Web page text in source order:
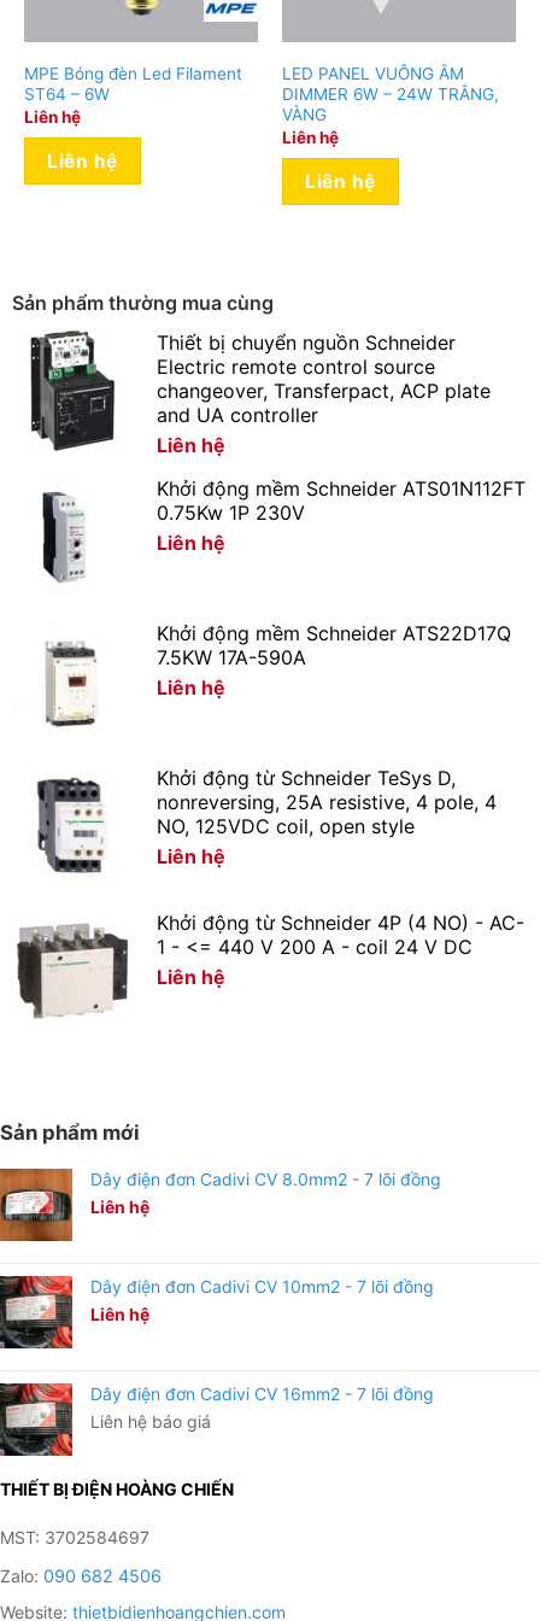
Cao gấp 2-3 lần so với đèn copmact
Dải điện áp hoạt động rộng
Đèn LED có dải điện áp rộng (150-250V) ánh sáng và
công suất không thay đổi khi điện áp lưới thay đổi
Tương thích điện từ trường không gây ra hiện tượng
nhiễu cho sản phẩm điện tử và không bị ảnh hưởng
Hệ số trả màu (CRI > 80)
Hệ số trả màu cao (CRI > 80), ánh sáng trung thực tự
nhiên
Tăng khả năng nhận diện màu sắc của vật được chiếu
sáng
2008
Đáp ứng Tiêu chuẩn Việt Nam (TCVN), Quốc tế (IEC)
Thân thiện môi trường
Không chứa thủy ngân và hóa chất độc hại, không phát
Ứng dụng
Chiếu sáng hộ gia đình, căn hộ, tòa nhà: Hành lang, ban
hậu mãi tốt
MPE Bóng đèn Led Filament
ST64 – 6W
Liên hệ
Liên hệ
LED PANEL VUÔNG ÂM
DIMMER 6W – 24W TRẮNG,
VÀNG
Liên hệ
Liên hệ
Sản phẩm thường mua cùng
Thiết bị chuyển nguồn Schneider
Electric remote control source
changeover, Transferpact, ACP plate
and UA controller
Liên hệ
Khởi động mềm Schneider ATS01N112FT
0.75Kw 1P 230V
Liên hệ
Khởi động mềm Schneider ATS22D17Q
7.5KW 17A-590A
Liên hệ
Khởi động từ Schneider TeSys D,
nonreversing, 25A resistive, 4 pole, 4
NO, 125VDC coil, open style
Liên hệ
Khởi động từ Schneider 4P (4 NO) - AC-
1 - <= 440 V 200 A - coil 24 V DC
Liên hệ
Sản phẩm mới
Dây điện đơn Cadivi CV 8.0mm2 - 7 lõi đồng
Liên hệ
Dây điện đơn Cadivi CV 10mm2 - 7 lõi đồng
Liên hệ
Dây điện đơn Cadivi CV 16mm2 - 7 lõi đồng
Liên hệ báo giá
THIẾT BỊ ĐIỆN HOÀNG CHIẾN
MST: 3702584697
Zalo: 090 682 4506
Website: thietbidienhoangchien.com